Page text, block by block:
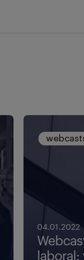
04.01.2022
laboral: